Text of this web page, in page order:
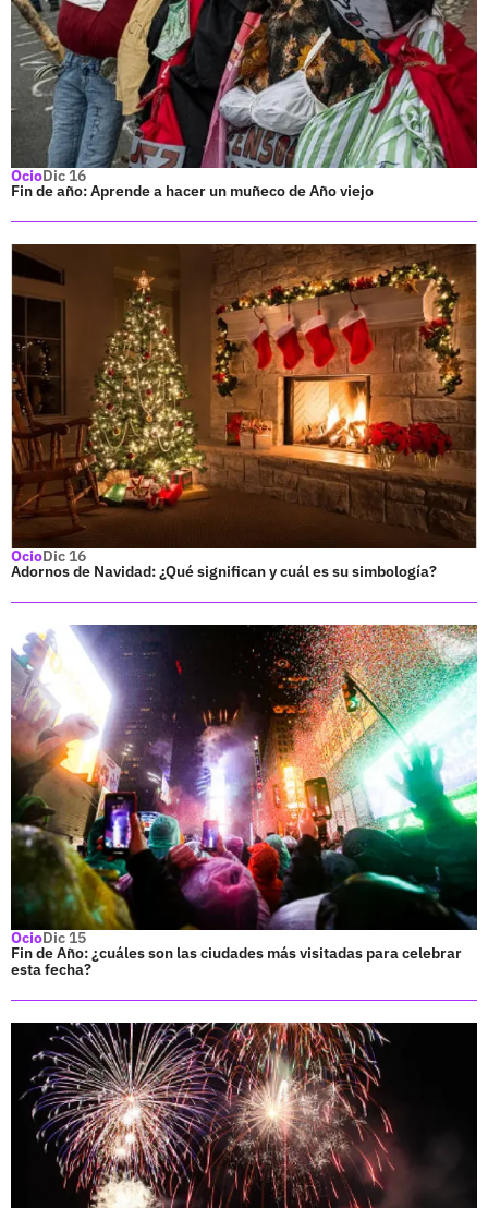
OcioDic 16
Fin de año: Aprende a hacer un muñeco de Año viejo
OcioDic 16
Adornos de Navidad: ¿Qué significan y cuál es su simbología?
OcioDic 15
Fin de Año: ¿cuáles son las ciudades más visitadas para celebrar
esta fecha?